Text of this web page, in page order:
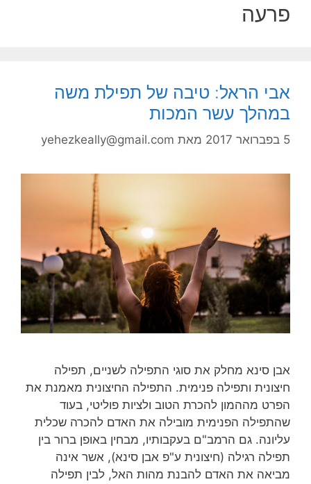
פרעה
אבי הראל: טיבה של תפילת משה
במהלך עשר המכות
5 בפברואר 2017 מאת yehezkeally@gmail.com
אבן סינא מחלק את סוגי התפילה לשניים, תפילה
חיצונית ותפילה פנימית. התפילה החיצונית מאמנת את
הפרט מההמון להכרת הטוב ולציות פוליטי, בעוד
שהתפילה הפנימית מובילה את האדם להכרה שכלית
עליונה. גם הרמב"ם בעקבותיו, מבחין באופן ברור בין
תפילה רגילה (חיצונית ע"פ אבן סינא), אשר אינה
מביאה את האדם להבנת מהות האל, לבין תפילה